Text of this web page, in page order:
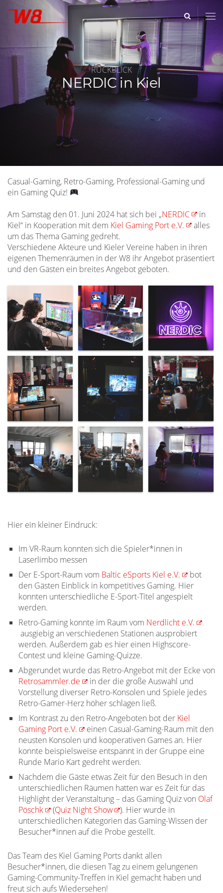
Medienzentrum
RÜCKBLICK
NERDIC in Kiel
Casual-Gaming, Retro-Gaming, Professional-Gaming und
ein Gaming Quiz!
Am Samstag den 01. Juni 2024 hat sich bei „NERDIC
in
Kiel“ in Kooperation mit dem Kiel Gaming Port e.V.
alles
um das Thema Gaming gedreht.
Verschiedene Akteure und Kieler Vereine haben in ihren
eigenen Themenräumen in der W8 ihr Angebot präsentiert
und den Gästen ein breites Angebot geboten.
Hier ein kleiner Eindruck:
Im VR-Raum konnten sich die Spieler*innen in
Laserlimbo messen
Der E-Sport-Raum vom Baltic eSports Kiel e.V.
bot
den Gästen Einblick in kompetitives Gaming. Hier
konnten unterschiedliche E-Sport-Titel angespielt
werden.
Retro-Gaming konnte im Raum vom Nerdlicht e.V.
ausgiebig an verschiedenen Stationen ausprobiert
werden. Außerdem gab es hier einen Highscore-
Contest und kleine Gaming-Quizze.
Abgerundet wurde das Retro-Angebot mit der Ecke von
Retrosammler.de
in der die große Auswahl und
Vorstellung diverser Retro-Konsolen und Spiele jedes
Retro-Gamer-Herz höher schlagen ließ.
Im Kontrast zu den Retro-Angeboten bot der Kiel
Gaming Port e.V.
einen Casual-Gaming-Raum mit den
neusten Konsolen und kooperativen Games an. Hier
konnte beispielsweise entspannt in der Gruppe eine
Runde Mario Kart gedreht werden.
Nachdem die Gäste etwas Zeit für den Besuch in den
unterschiedlichen Räumen hatten war es Zeit für das
Highlight der Veranstaltung – das Gaming Quiz von Olaf
Pöschk
(Quiz Night Show
). Hier wurde in
unterschiedlichen Kategorien das Gaming-Wissen der
Besucher*innen auf die Probe gestellt.
Das Team des Kiel Gaming Ports dankt allen
Besucher*innen, die diesen Tag zu einem gelungenen
Gaming-Community-Treffen in Kiel gemacht haben und
freut sich aufs Wiedersehen!